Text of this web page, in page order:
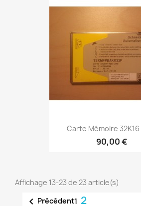
Carte Mémoire 32K16
90,00 €
Affichage 13-23 de 23 article(s)
 Précédent1 2